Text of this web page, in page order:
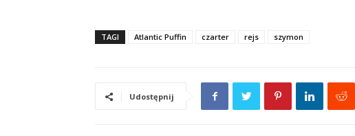
TAGI Atlantic Puffin czarter rejs szymon
Udostępnij